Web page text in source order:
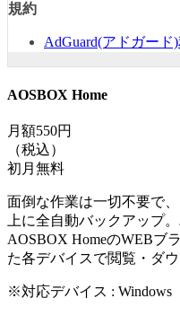
規約
AdGuard(アドガード
AOSBOX Home
月額550円
（税込）
初月無料
面倒な作業は一切不要で
上に全自動バックアップ
AOSBOX HomeのWEBブ
た各デバイスで閲覧・ダ
※対応デバイス : Windows